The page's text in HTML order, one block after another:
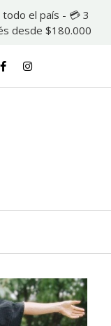
el país - 💳 3
desde $180.000